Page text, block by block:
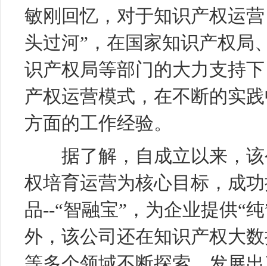
敏刚回忆，对于知识产权运
头过河”，在国家知识产权局
识产权局等部门的大力支持
产权运营模式，在不断的实
方面的工作经验。
据了解，自成立以来，该
权培育运营为核心目标，成
品--“智融宝”，为企业提供“
外，该公司还在知识产权大